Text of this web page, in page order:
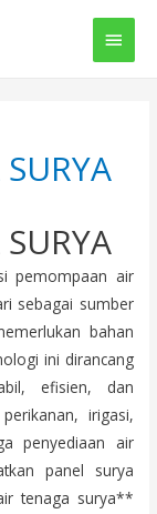
Main
pemompaan air
sebagai sumber
bahan
ini dirancang
efisien, dan
irigasi,
penyediaan air
panel surya
tenaga surya**